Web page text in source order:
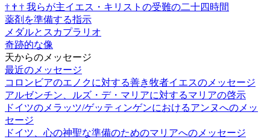
† † † 我らが主イエス・キリストの受難の二十四時間
薬剤を準備する指示
メダルとスカプラリオ
奇跡的な像
天からのメッセージ
最近のメッセージ
コロンビアのエノクに対する善き牧者イエスのメッセージ
アルゼンチン、ルズ・デ・マリアに対するマリアの啓示
ドイツのメラッツ/ゲッティンゲンにおけるアンヌへのメッ
セージ
ドイツ、心の神聖な準備のためのマリアへのメッセージ